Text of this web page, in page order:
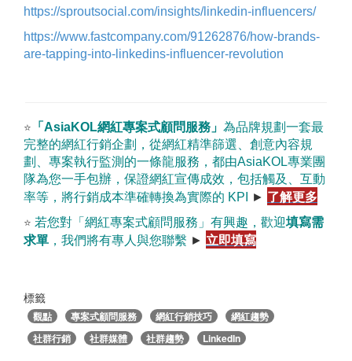
https://sproutsocial.com/insights/linkedin-influencers/
https://www.fastcompany.com/91262876/how-brands-
are-tapping-into-linkedins-influencer-revolution
⭐ 「AsiaKOL網紅專案式顧問服務」 為品牌規劃一套最
完整的網紅行銷企劃，從網紅精準篩選、創意內容規
劃、專案執行監測的一條龍服務，都由AsiaKOL專業團
隊為您一手包辦，保證網紅宣傳成效，包括觸及、互動
率等，將行銷成本準確轉換為實際的 KPI
► 了解更多
⭐ 若您對「網紅專案式顧問服務」有興趣，歡迎填寫需
求單 ，我們將有專人與您聯繫 ► 立即填寫
標籤
觀點 專案式顧問服務 網紅行銷技巧
網紅趨勢
社群行銷
社群媒體 社群趨勢 LinkedIn